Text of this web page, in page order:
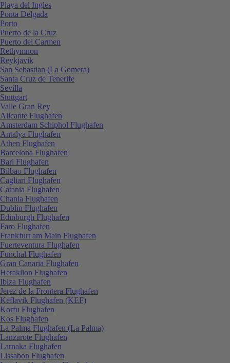
Playa del Ingles
Ponta Delgada
Porto
Puerto de la Cruz
Puerto del Carmen
Rethymnon
Reykjavik
San Sebastian (La Gomera)
Santa Cruz de Tenerife
Sevilla
Stuttgart
Valle Gran Rey
Alicante Flughafen
Amsterdam Schiphol Flughafen
Antalya Flughafen
Athen Flughafen
Barcelona Flughafen
Bari Flughafen
Bilbao Flughafen
Cagliari Flughafen
Catania Flughafen
Chania Flughafen
Dublin Flughafen
Edinburgh Flughafen
Faro Flughafen
Frankfurt am Main Flughafen
Fuerteventura Flughafen
Funchal Flughafen
Gran Canaria Flughafen
Heraklion Flughafen
Ibiza Flughafen
Jerez de la Frontera Flughafen
Keflavik Flughafen (KEF)
Korfu Flughafen
Kos Flughafen
La Palma Flughafen (La Palma)
Lanzarote Flughafen
Larnaka Flughafen
Lissabon Flughafen